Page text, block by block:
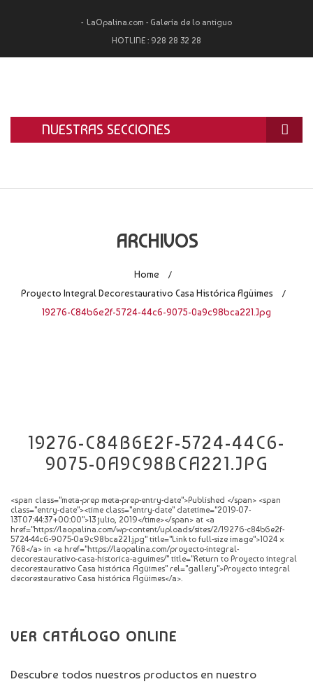
LaOpalina.com - Galería de lo antiguo
HOTLINE : 928 28 32 28
NUESTRAS SECCIONES
LA OPALINA
TASACIÓN Y COMPRA
ARCHIVOS
Home /
Proyecto Integral Decorestaurativo Casa Histórica Agüimes /
19276-C84b6e2f-5724-44c6-9075-0a9c98bca221.jpg
19276-C84B6E2F-5724-44C6-
9075-0A9C98BCA221.JPG
<span class="meta-prep meta-prep-entry-date">Published </span> <span
class="entry-date"><time class="entry-date" datetime="2019-07-
13T07:44:37+00:00">13 julio, 2019</time></span> at <a
href="https://laopalina.com/wp-content/uploads/sites/2/19276-c84b6e2f-
5724-44c6-9075-0a9c98bca221.jpg" title="Link to full-size image">1024 ×
768</a> in <a href="https://laopalina.com/proyecto-integral-
decorestaurativo-casa-historica-aguimes/" title="Return to Proyecto integral
decorestaurativo Casa histórica Agüimes" rel="gallery">Proyecto integral
decorestaurativo Casa histórica Agüimes</a>.
VER CATÁLOGO ONLINE
Descubre todos nuestros productos en nuestro